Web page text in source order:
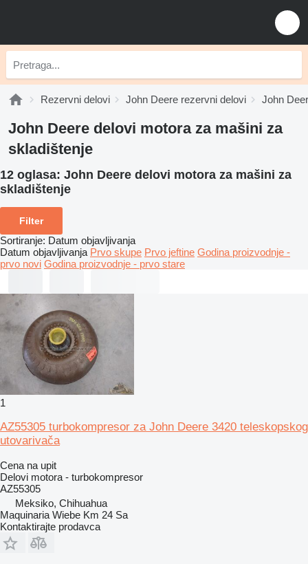
Rezervni delovi John Deere rezervni delovi John
John Deere delovi motora za mašini za
skladištenje
12 oglasa: John Deere delovi motora za mašini za
skladištenje
Filter
Sortiranje: Datum objavljivanja
Datum objavljivanja Prvo skupe Prvo jeftine Godina proizvodnje -
prvo novi Godina proizvodnje - prvo stare
1
AZ55305 turbokompresor za John Deere 3420 teleskopskog
utovarivača
Cena na upit
Delovi motora - turbokompresor
AZ55305
Meksiko, Chihuahua
Maquinaria Wiebe Km 24 Sa
Kontaktirajte prodavca